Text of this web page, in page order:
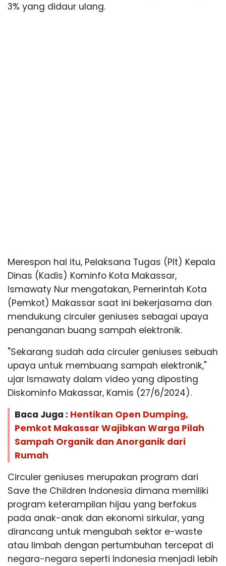
3% yang didaur ulang.
Merespon hal itu, Pelaksana Tugas (Plt) Kepala
Dinas (Kadis) Kominfo Kota Makassar,
Ismawaty Nur mengatakan, Pemerintah Kota
(Pemkot) Makassar saat ini bekerjasama dan
mendukung circuler geniuses sebagai upaya
penanganan buang sampah elektronik.
"Sekarang sudah ada circuler geniuses sebuah
upaya untuk membuang sampah elektronik,"
ujar Ismawaty dalam video yang diposting
Diskominfo Makassar, Kamis (27/6/2024).
Baca Juga : Hentikan Open Dumping,
Pemkot Makassar Wajibkan Warga Pilah
Sampah Organik dan Anorganik dari
Rumah
Circuler geniuses merupakan program dari
Save the Children Indonesia dimana memiliki
program keterampilan hijau yang berfokus
pada anak-anak dan ekonomi sirkular, yang
dirancang untuk mengubah sektor e-waste
atau limbah dengan pertumbuhan tercepat di
negara-negara seperti Indonesia menjadi lebih